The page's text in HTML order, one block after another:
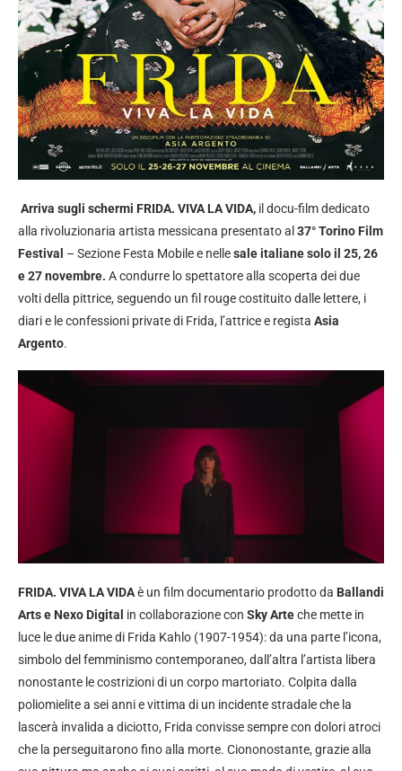
Arriva sugli schermi FRIDA. VIVA LA VIDA, il docu-film dedicato
alla rivoluzionaria artista messicana presentato al 37° Torino Film
Festival – Sezione Festa Mobile e nellesale italiane solo il 25, 26
e 27 novembre. A condurre lo spettatore alla scoperta dei due
volti della pittrice, seguendo un fil rouge costituito dalle lettere, i
diari e le confessioni private di Frida, l’attrice e regista Asia
Argento.
FRIDA. VIVA LA VIDAè un film documentario prodotto da Ballandi
Arts e Nexo Digital in collaborazione con Sky Arteche mette in
luce le due anime di Frida Kahlo (1907-1954): da una parte l’icona,
simbolo del femminismo contemporaneo, dall’altra l’artista libera
nonostante le costrizioni di un corpo martoriato. Colpita dalla
poliomielite a sei anni e vittima di un incidente stradale che la
lascerà invalida a diciotto, Frida convisse sempre con dolori atroci
che la perseguitarono fino alla morte. Ciononostante, grazie alla